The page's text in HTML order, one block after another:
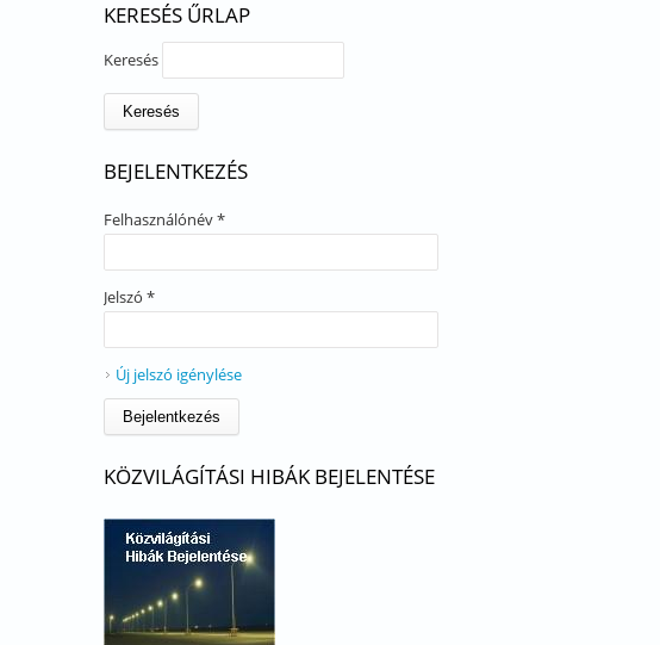
KERESÉS ŰRLAP
Keresés
BEJELENTKEZÉS
Felhasználónév*
Jelszó *
Új jelszó igénylése
KÖZVILÁGÍTÁSI HIBÁK BEJELENTÉSE